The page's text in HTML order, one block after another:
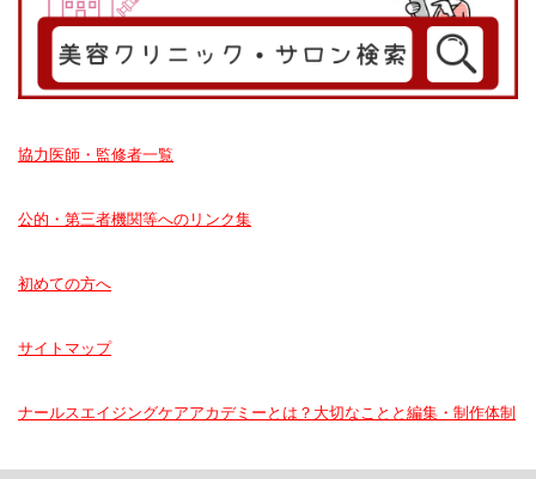
協力医師・監修者一覧
公的・第三者機関等へのリンク集
初めての方へ
サイトマップ
ナールスエイジングケアアカデミーとは？大切なことと編集・制作体制